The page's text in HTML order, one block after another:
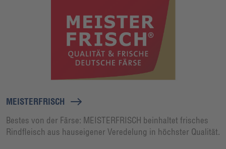
MEISTERFRISCH
Bestes von der Färse: MEISTERFRISCH beinhaltet frisches
Rindfleisch aus hauseigener Veredelung in höchster Qualität.